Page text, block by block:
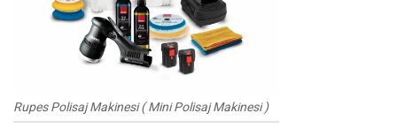
Rupes Polisaj Makinesi ( Mini Polisaj Makinesi )